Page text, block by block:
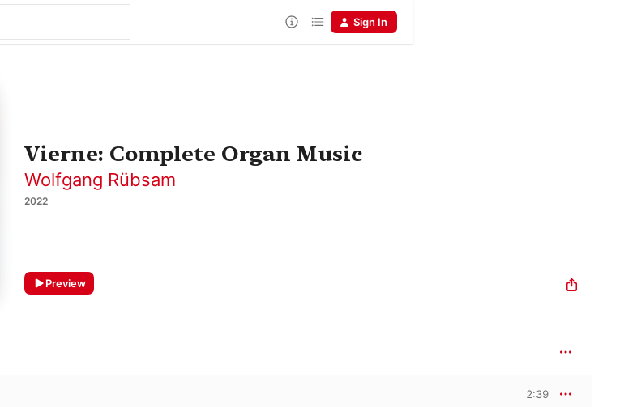
Sign In
Vierne: Complete Organ Music
Wolfgang Rübsam
2022
Preview
2:39